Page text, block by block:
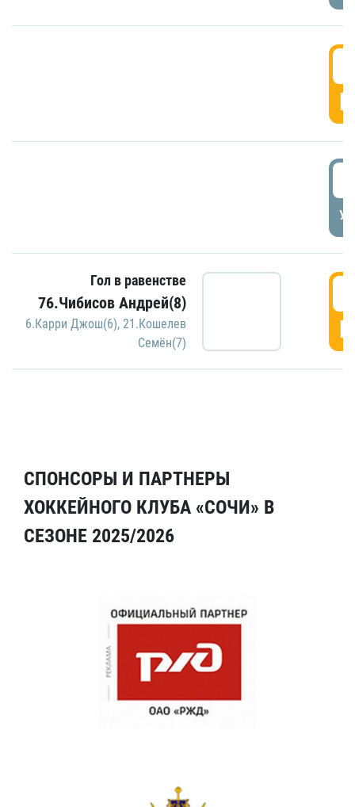
Гол в равенстве
76.Чибисов Андрей(8)
6.Карри Джош(6), 21.Кошелев
Семён(7)
СПОНСОРЫ И ПАРТНЕРЫ
ХОККЕЙНОГО КЛУБА «СОЧИ» В
СЕЗОНЕ 2025/2026